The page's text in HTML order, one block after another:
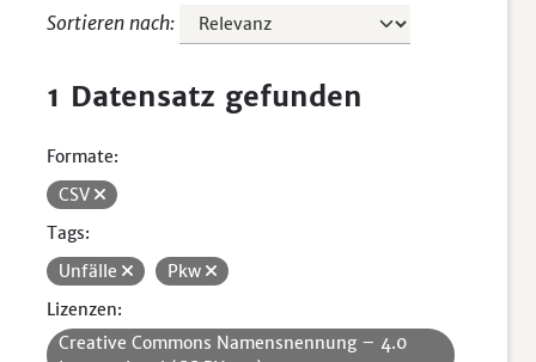
Sortieren nach
1 Datensatz gefunden
Formate:
CSV
Tags:
Unfälle
Pkw
Lizenzen:
Creative Commons Namensnennung – 4.0